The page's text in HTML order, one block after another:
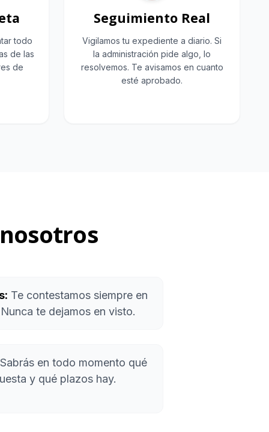
todo
de las
de
Seguimiento Real
Vigilamos tu expediente a diario. Si
la administración pide algo, lo
resolvemos. Te avisamos en cuanto
esté aprobado.
Te contestamos siempre en
te dejamos en visto.
en todo momento qué
y qué plazos hay.